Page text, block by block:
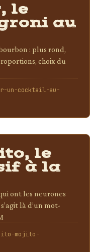
le
au
: plus rond,
choix du
un-cocktail-au-
le
à la
ont les neurones
là d’un mot-
mojito-